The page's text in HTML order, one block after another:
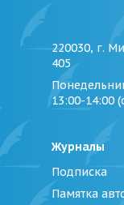
220030, г.
405
13:00-14:00
Журналы
Подписка
Памятка